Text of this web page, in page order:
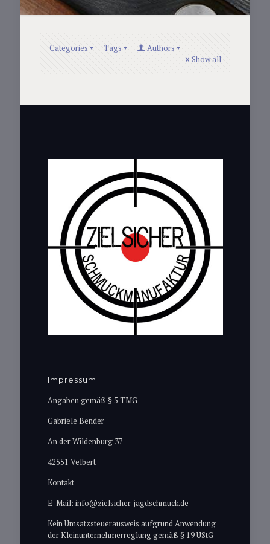
Categories Tags
Authors
Show all
Impressum
Angaben gemäß § 5 TMG
Gabriele Bender
An der Wildenburg 37
42551 Velbert
Kontakt
E-Mail: info@zielsicher-jagdschmuck.de
Kein Umsatzsteuerausweis aufgrund Anwendung
der Kleinunternehmerreglung gemäß § 19 UStG